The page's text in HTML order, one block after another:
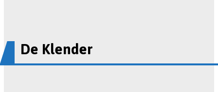
De Klender